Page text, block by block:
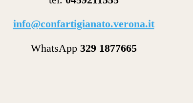
info@confartigianato.verona.it
WhatsApp 329 1877665